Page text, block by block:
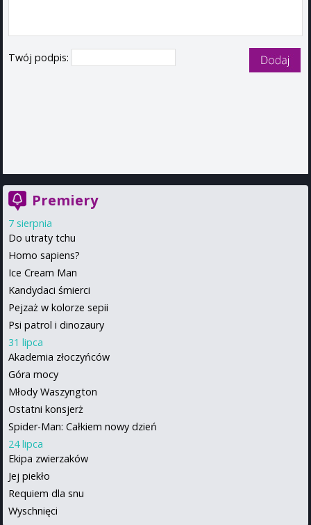
Twój podpis:
Premiery
7 sierpnia
Do utraty tchu
Homo sapiens?
Ice Cream Man
Kandydaci śmierci
Pejzaż w kolorze sepii
Psi patrol i dinozaury
31 lipca
Akademia złoczyńców
Góra mocy
Młody Waszyngton
Ostatni konsjerż
Spider-Man: Całkiem nowy dzień
24 lipca
Ekipa zwierzaków
Jej piekło
Requiem dla snu
Wyschnięci